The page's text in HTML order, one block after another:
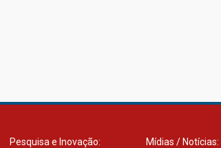
Pesquisa e Inovação:
Mídias / Notícias: